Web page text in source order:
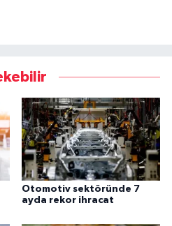
Otomotiv sektöründe 7
ayda rekor ihracat